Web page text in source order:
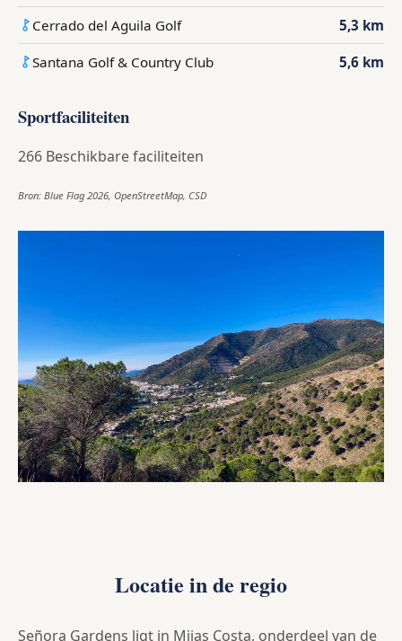
Cerrado del Aguila Golf 5,3 km
Santana Golf & Country Club 5,6 km
Sportfaciliteiten
266 Beschikbare faciliteiten
Bron: Blue Flag 2026, OpenStreetMap, CSD
Locatie in de regio
Señora Gardens ligt in Mijas Costa, onderdeel van de